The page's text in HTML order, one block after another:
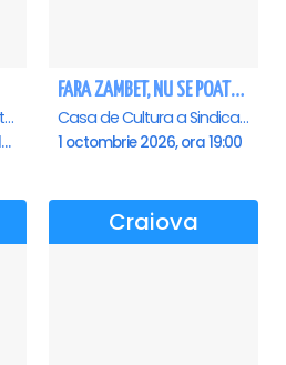
Sinagoga Mare Constanta, Constanta
24 septembrie 2026, ora 19:00
FARA ZAMBET, NU SE POATE! - ALBA IULIA
Casa de Cultura a Sindicatelor , Alba-Iulia
1 octombrie 2026, ora 19:00
Craiova